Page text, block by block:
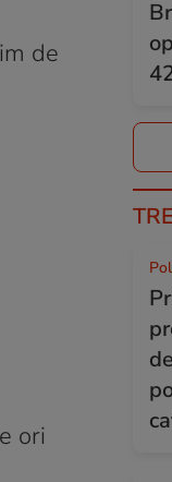
de
ori